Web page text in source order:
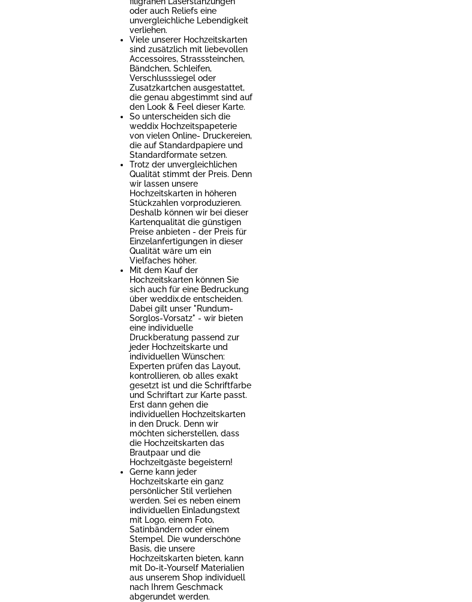
oder auch Reliefs eine
unvergleichliche Lebendigkeit
verliehen.
Viele unserer Hochzeitskarten
sind zusätzlich mit liebevollen
Accessoires, Strasssteinchen,
Bändchen, Schleifen,
Verschlusssiegel oder
Zusatzkartchen ausgestattet,
die genau abgestimmt sind auf
den Look & Feel dieser Karte.
So unterscheiden sich die
weddix Hochzeitspapeterie
von vielen Online- Druckereien,
die auf Standardpapiere und
Standardformate setzen.
Trotz der unvergleichlichen
Qualität stimmt der Preis. Denn
wir lassen unsere
Hochzeitskarten in höheren
Stückzahlen vorproduzieren.
Deshalb können wir bei dieser
Kartenqualität die günstigen
Preise anbieten - der Preis für
Einzelanfertigungen in dieser
Qualität wäre um ein
Vielfaches höher.
Mit dem Kauf der
Hochzeitskarten können Sie
sich auch für eine Bedruckung
über weddix.de entscheiden.
Dabei gilt unser "Rundum-
Sorglos-Vorsatz" - wir bieten
eine individuelle
Druckberatung passend zur
jeder Hochzeitskarte und
individuellen Wünschen:
Experten prüfen das Layout,
kontrollieren, ob alles exakt
gesetzt ist und die Schriftfarbe
und Schriftart zur Karte passt.
Erst dann gehen die
individuellen Hochzeitskarten
in den Druck. Denn wir
möchten sicherstellen, dass
die Hochzeitskarten das
Brautpaar und die
Hochzeitgäste begeistern!
Gerne kann jeder
Hochzeitskarte ein ganz
persönlicher Stil verliehen
werden. Sei es neben einem
individuellen Einladungstext
mit Logo, einem Foto,
Satinbändern oder einem
Stempel. Die wunderschöne
Basis, die unsere
Hochzeitskarten bieten, kann
mit Do-it-Yourself Materialien
aus unserem Shop individuell
nach Ihrem Geschmack
abgerundet werden.